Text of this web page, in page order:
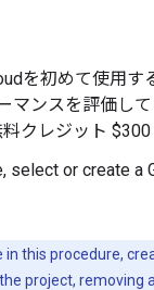
を初めて使用す
マンスを評価し
クレジット $300
select or create a
this procedure,
project, removing